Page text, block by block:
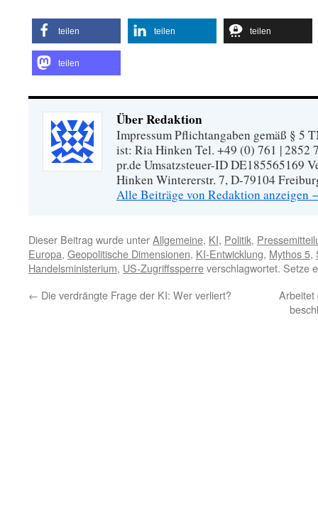
teilen teilen teilen
teilen
Über Redaktion
Impressum Pflichtangaben gemäß § 5
ist: Ria Hinken Tel. +49 (0) 761 | 2852
pr.de Umsatzsteuer-ID DE185565169
Hinken Wintererstr. 7, D-79104
Alle Beiträge von Redaktion anzeigen
Dieser Beitrag wurde unterAllgemeine, KI, Politik,
Europa, Geopolitische Dimensionen, KI-Entwicklung, Mythos 5,
Handelsministerium, US-Zugriffssperreverschlagwortet. Setze
← Die verdrängte Frage der KI: Wer verliert?
Arbeitet